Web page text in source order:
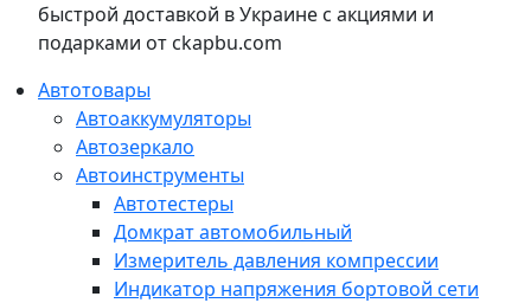
быстрой доставкой в Украине с акциями и
подарками от ckapbu.com
Автотовары
Автоаккумуляторы
Автозеркало
Автоинструменты
Автотестеры
Домкрат автомобильный
Измеритель давления компрессии
Индикатор напряжения бортовой сети